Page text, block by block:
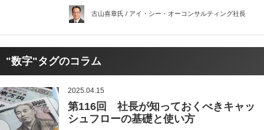
古山喜章氏 / アイ・シー・オーコンサルティング社長
"数字"タグのコラム
2025.04.15
第116回 社長が知っておくべきキャッ
シュフローの基礎と使い方